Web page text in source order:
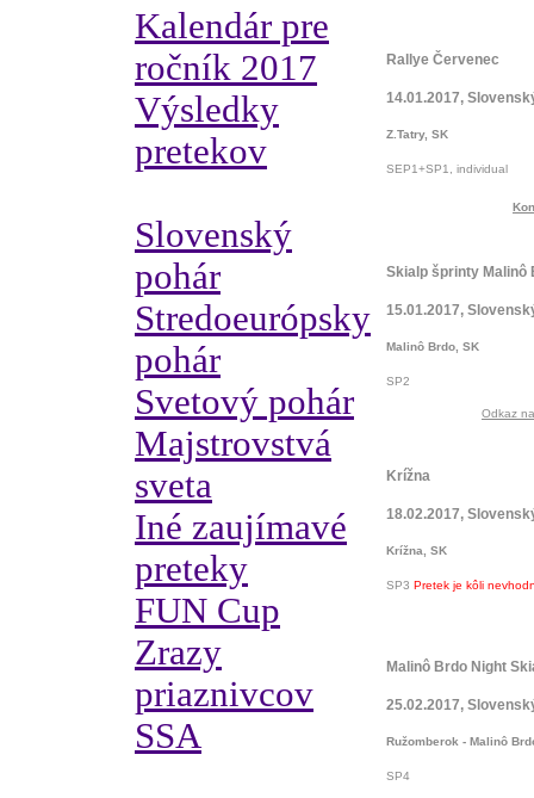
Kalendár pre
ročník 2017
Výsledky
pretekov
Slovenský
pohár
Stredoeurópsky
pohár
Svetový pohár
Majstrovstvá
sveta
Iné zaujímavé
preteky
FUN Cup
Zrazy
priaznivcov
SSA
Rallye Červenec
14.01.2017,
Z.Tatry, SK
SEP1+SP1, individual
Skialp šprinty Malinô
15.01.2017,
Malinô Brdo, SK
SP2
Odkaz
Krížna
18.02.2017,
Krížna, SK
SP3 Pretek je kôli
Malinô Brdo Night
25.02.2017,
Ružomberok - Malinô
SP4